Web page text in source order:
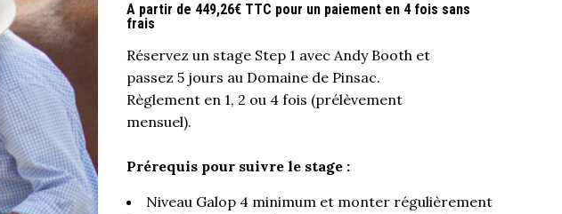
A partir de 449,26€ TTC pour un paiement en 4 fois sans
frais
Réservez un stage Step 1 avec Andy Booth et
passez 5 jours au Domaine de Pinsac.
Règlement en 1, 2 ou 4 fois (prélèvement
mensuel).
Prérequis pour suivre le stage :
Niveau Galop 4 minimum et monter régulièrement